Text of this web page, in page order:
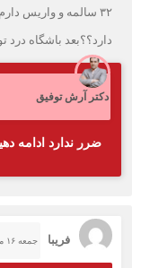
۳۲ سالمه و واریس
دارد؟؟بعد باشگاه درد
دکتر آرش توفیق
ضرر ندارد ادامه
فریبا جمعه ۱۶ مهر ۰( 4 سال پیش)